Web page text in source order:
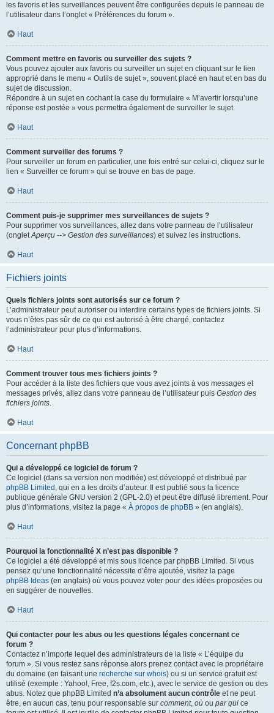
les favoris et les surveillances peuvent être configurées depuis le panneau de
l’utilisateur dans l’onglet « Préférences du forum ».
Haut
Comment mettre en favoris ou surveiller des sujets ?
Vous pouvez ajouter aux favoris ou surveiller un sujet en cliquant sur le lien
approprié dans le menu « Outils de sujet », souvent placé en haut et en bas du
sujet de discussion.
Répondre à un sujet en cochant la case du formulaire « M’avertir lorsqu’une
réponse est postée » vous permettra également de surveiller le sujet.
Haut
Comment surveiller des forums ?
Pour surveiller un forum en particulier, une fois entré sur celui-ci, cliquez sur le
lien « Surveiller ce forum » qui se trouve en bas de page.
Haut
Comment puis-je supprimer mes surveillances de sujets ?
Pour supprimer vos surveillances, allez dans votre panneau de l’utilisateur
(ongletAperçu --> Gestion des surveillances) et suivez les instructions.
Haut
Fichiers joints
Quels fichiers joints sont autorisés sur ce forum ?
L’administrateur peut autoriser ou interdire certains types de fichiers joints. Si
vous n’êtes pas sûr de ce qui est autorisé à être chargé, contactez
l’administrateur pour plus d’informations.
Haut
Comment trouver tous mes fichiers joints ?
Pour accéder à la liste des fichiers que vous avez joints à vos messages et
messages privés, allez dans votre panneau de l’utilisateur puis Gestion des
fichiers joints.
Haut
Concernant phpBB
Qui a développé ce logiciel de forum ?
Ce logiciel (dans sa version non modifiée) est développé et distribué par
phpBB Limited , qui en a les droits d’auteur. Il est publié sous la licence
publique générale GNU version 2 (GPL-2.0) et peut être diffusé librement. Pour
plus d’informations, visitez la page « À propos de phpBB » (en anglais).
Haut
Pourquoi la fonctionnalité X n’est pas disponible ?
Ce logiciel a été développé et mis sous licence par phpBB Limited. Si vous
pensez qu’une fonctionnalité nécessite d’être ajoutée, visitez la page
phpBB Ideas (en anglais) où vous pouvez voter pour des idées proposées ou
en suggérer de nouvelles.
Haut
Qui contacter pour les abus ou les questions légales concernant ce
forum ?
Contactez n’importe lequel des administrateurs de la liste « L’équipe du
forum ». Si vous restez sans réponse alors prenez contact avec le propriétaire
du domaine (en faisant une recherche sur whois) ou si un service gratuit est
utilisé (exemple : Yahoo!, Free, f2s.com, etc.), avec le service de gestion ou des
abus. Notez que phpBB Limited n’a absolument aucun contrôle et ne peut
être, en aucun cas, tenu pour responsable sur comment, où ou par qui ce